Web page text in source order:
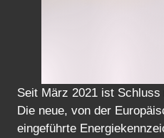
Seit März 2021 ist
Die neue, von der
eingeführte